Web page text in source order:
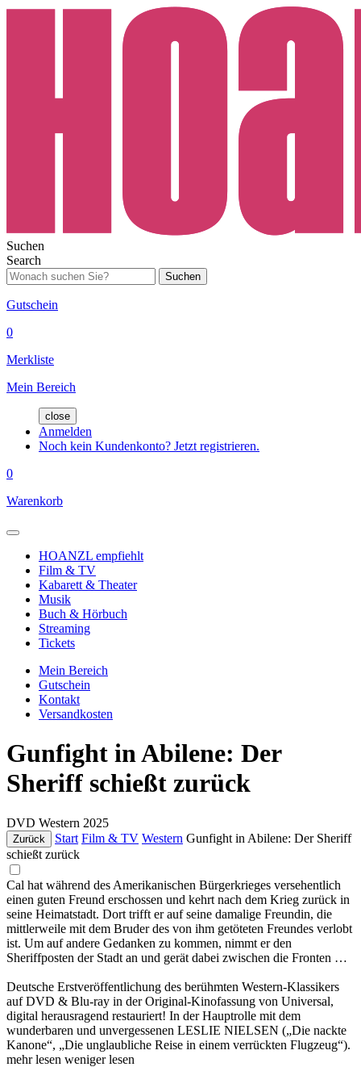
Suchen
Search
Suchen
Gutschein
0
Merkliste
Mein Bereich
close
Anmelden
Noch kein Kundenkonto? Jetzt registrieren.
0
Warenkorb
HOANZL empfiehlt
Film & TV
Kabarett & Theater
Musik
Buch & Hörbuch
Streaming
Tickets
Mein Bereich
Gutschein
Kontakt
Versandkosten
Gunfight in Abilene: Der
Sheriff schießt zurück
DVD Western 2025
Zurück Start Film & TV Western Gunfight in Abilene: Der Sheriff
schießt zurück
Cal hat während des Amerikanischen Bürgerkrieges versehentlich
einen guten Freund erschossen und kehrt nach dem Krieg zurück in
seine Heimatstadt. Dort trifft er auf seine damalige Freundin, die
mittlerweile mit dem Bruder des von ihm getöteten Freundes verlobt
ist. Um auf andere Gedanken zu kommen, nimmt er den
Sheriffposten der Stadt an und gerät dabei zwischen die Fronten …
Deutsche Erstveröffentlichung des berühmten Western-Klassikers
auf DVD & Blu-ray in der Original-Kinofassung von Universal,
digital herausragend restauriert! In der Hauptrolle mit dem
wunderbaren und unvergessenen LESLIE NIELSEN („Die nackte
Kanone“, „Die unglaubliche Reise in einem verrückten Flugzeug“).
mehr lesen weniger lesen